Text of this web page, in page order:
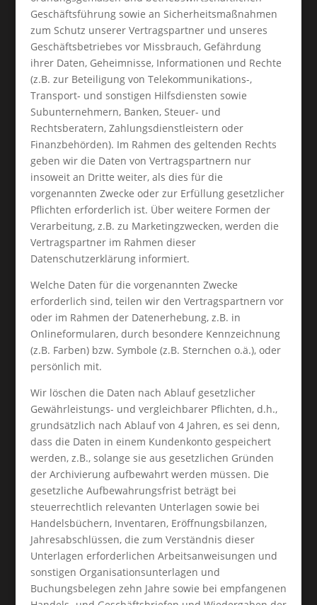
Geschäftsführung sowie an Sicherheitsmaßnahmen
zum Schutz unserer Vertragspartner und unseres
Geschäftsbetriebes vor Missbrauch, Gefährdung
ihrer Daten, Geheimnisse, Informationen und Rechte
(z.B. zur Beteiligung von Telekommunikations-,
Transport- und sonstigen Hilfsdiensten sowie
Subunternehmern, Banken, Steuer- und
Rechtsberatern, Zahlungsdienstleistern oder
Finanzbehörden). Im Rahmen des geltenden Rechts
geben wir die Daten von Vertragspartnern nur
insoweit an Dritte weiter, als dies für die
vorgenannten Zwecke oder zur Erfüllung gesetzlicher
Pflichten erforderlich ist. Über weitere Formen der
Verarbeitung, z.B. zu Marketingzwecken, werden die
Vertragspartner im Rahmen dieser
Datenschutzerklärung informiert.
Welche Daten für die vorgenannten Zwecke
erforderlich sind, teilen wir den Vertragspartnern vor
oder im Rahmen der Datenerhebung, z.B. in
Onlineformularen, durch besondere Kennzeichnung
(z.B. Farben) bzw. Symbole (z.B. Sternchen o.ä.), oder
persönlich mit.
Wir löschen die Daten nach Ablauf gesetzlicher
Gewährleistungs- und vergleichbarer Pflichten, d.h.,
grundsätzlich nach Ablauf von 4 Jahren, es sei denn,
dass die Daten in einem Kundenkonto gespeichert
werden, z.B., solange sie aus gesetzlichen Gründen
der Archivierung aufbewahrt werden müssen. Die
gesetzliche Aufbewahrungsfrist beträgt bei
steuerrechtlich relevanten Unterlagen sowie bei
Handelsbüchern, Inventaren, Eröffnungsbilanzen,
Jahresabschlüssen, die zum Verständnis dieser
Unterlagen erforderlichen Arbeitsanweisungen und
sonstigen Organisationsunterlagen und
Buchungsbelegen zehn Jahre sowie bei empfangenen